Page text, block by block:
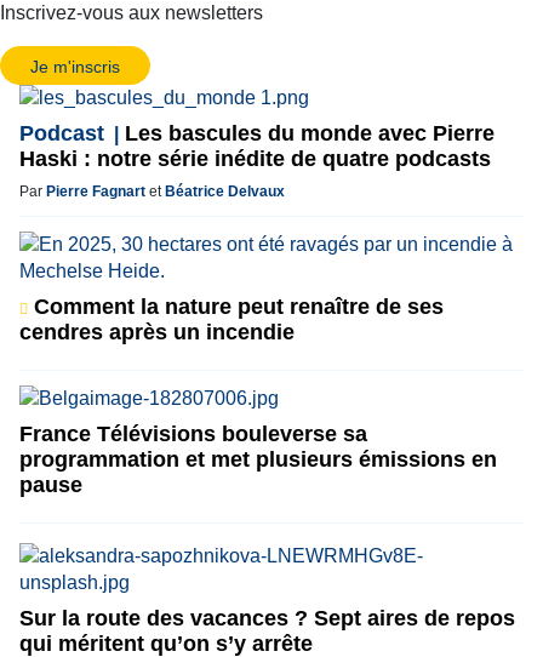
Inscrivez-vous aux newsletters
Je m'inscris
Podcast
Les bascules du monde avec Pierre
Haski : notre série inédite de quatre podcasts
Par Pierre Fagnart et Béatrice Delvaux
Comment la nature peut renaître de ses
cendres après un incendie
France Télévisions bouleverse sa
programmation et met plusieurs émissions en
pause
Sur la route des vacances ? Sept aires de repos
qui méritent qu’on s’y arrête